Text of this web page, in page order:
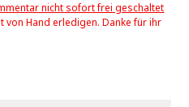
nicht sofort frei geschaltet
Hand erledigen. Danke für ihr